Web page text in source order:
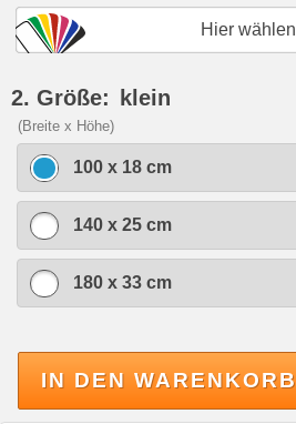
Hier wählen
2. Größe: klein
(Breite x Höhe)
100 x 18 cm
140 x 25 cm
180 x 33 cm
IN DEN WARENKORB